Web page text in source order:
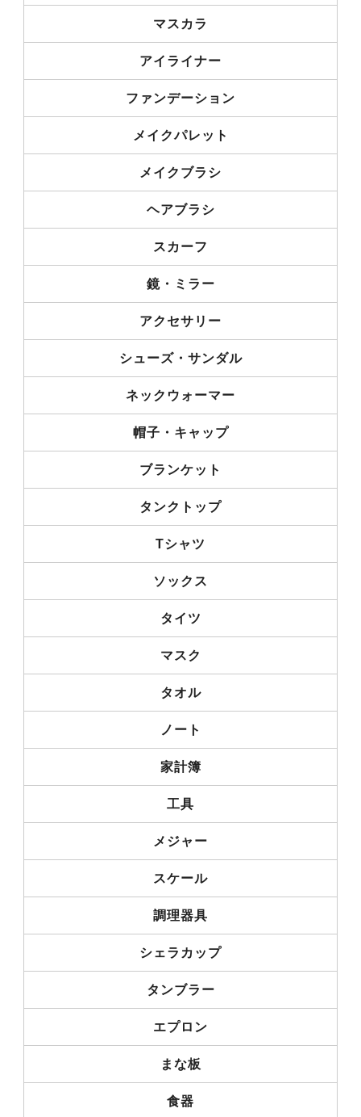
マスカラ
アイライナー
ファンデーション
メイクパレット
メイクブラシ
ヘアブラシ
スカーフ
鏡・ミラー
アクセサリー
シューズ・サンダル
ネックウォーマー
帽子・キャップ
ブランケット
タンクトップ
Tシャツ
ソックス
タイツ
マスク
タオル
ノート
家計簿
工具
メジャー
スケール
調理器具
シェラカップ
タンブラー
エプロン
まな板
食器